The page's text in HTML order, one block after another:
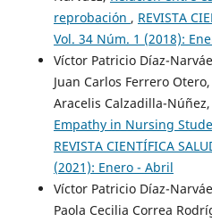
reprobación , REVISTA
Vol. 34 Núm. 1 (2018):
Víctor Patricio Díaz-
Juan Carlos Ferrero
Aracelis Calzadilla-
Empathy in Nursing
REVISTA CIENTÍFICA
(2021): Enero - Abril
Víctor Patricio Díaz-
Paola Cecilia Correa